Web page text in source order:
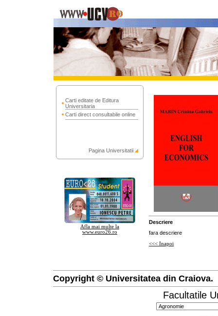
Carti editate de Editura
Universitaria
Carti direct consultabile online
Pagina Universitatii
Afla mai multe la
www.euro26.ro
Descriere
fara descriere
<<< Inapoi
Copyright © Universitatea din Craiova.
Facultatile